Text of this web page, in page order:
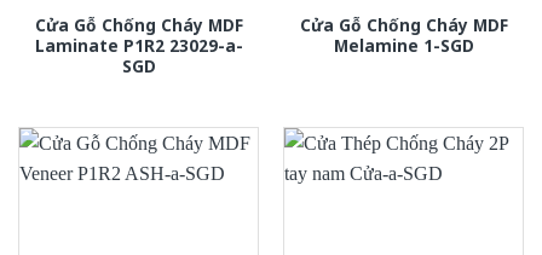
Cửa Gỗ Chống Cháy MDF
Laminate P1R2 23029-a-
SGD
Cửa Gỗ Chống Cháy MDF
Melamine 1-SGD